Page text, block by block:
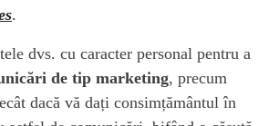
.
dvs. cu caracter personal pentru a
de tip marketing, precum
dacă vă dați consimțământul în